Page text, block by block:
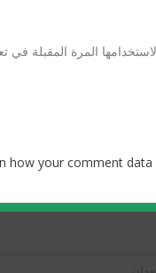
المرة المقبلة في
how your comment data